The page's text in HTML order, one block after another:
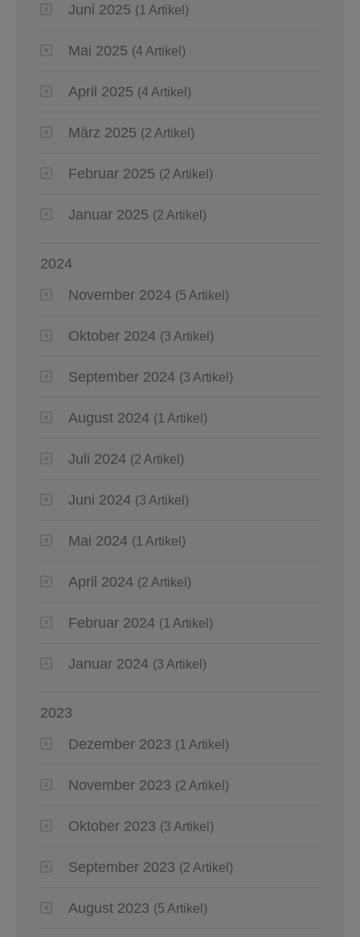
Juni 2025 (1 Artikel)
Mai 2025 (4 Artikel)
April 2025 (4 Artikel)
März 2025 (2 Artikel)
Februar 2025 (2 Artikel)
Januar 2025 (2 Artikel)
2024
November 2024 (5 Artikel)
Oktober 2024 (3 Artikel)
September 2024 (3 Artikel)
August 2024 (1 Artikel)
Juli 2024 (2 Artikel)
Juni 2024 (3 Artikel)
Mai 2024 (1 Artikel)
April 2024 (2 Artikel)
Februar 2024 (1 Artikel)
Januar 2024 (3 Artikel)
2023
Dezember 2023 (1 Artikel)
November 2023 (2 Artikel)
Oktober 2023 (3 Artikel)
September 2023 (2 Artikel)
August 2023 (5 Artikel)